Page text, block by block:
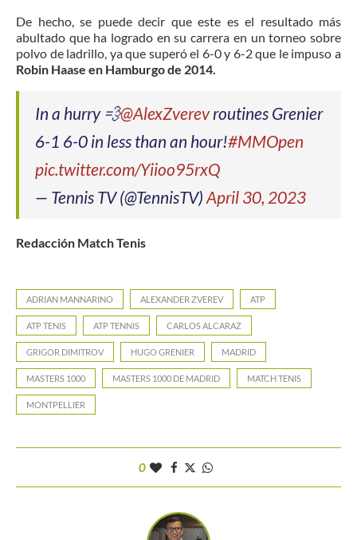
De hecho, se puede decir que este es el resultado más
abultado que ha logrado en su carrera en un torneo sobre
polvo de ladrillo, ya que superó el 6-0 y 6-2 que le impuso a
Robin Haase en Hamburgo de 2014.
In a hurry 💨@AlexZverevroutines Grenier
6-1 6-0 in less than an hour!#MMOpen
pic.twitter.com/Yiioo95rxQ
— Tennis TV (@TennisTV) April 30, 2023
Redacción Match Tenis
ADRIAN MANNARINO ALEXANDER ZVEREV ATP
ATP TENIS ATP TENNIS CARLOS ALCARAZ
GRIGOR DIMITROV HUGO GRENIER MADRID
MASTERS 1000 MASTERS 1000 DE MADRID MATCH TENIS
MONTPELLIER
0